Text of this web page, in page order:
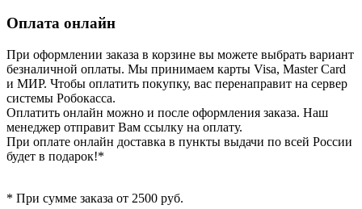
Оплата онлайн
При оформлении заказа в корзине вы можете выбрать вариант
безналичной оплаты. Мы принимаем карты Visa, Master Card
и МИР. Чтобы оплатить покупку, вас перенаправит на сервер
системы Робокасса.
Оплатить онлайн можно и после оформления заказа. Наш
менеджер отправит Вам ссылку на оплату.
При оплате онлайн доставка в пункты выдачи по всей России
будет в подарок!*
* При сумме заказа от 2500 руб.